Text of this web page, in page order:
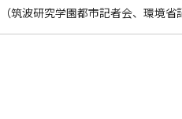
（筑波研究学園都市記者会、環境